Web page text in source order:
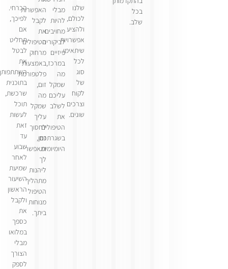
בכל
שלב.
שלנו
לכולם,
ולהציע
אפשרויות
שיתאימו
לכל
סוג
של
לקוח
וצרכים
שונים.
מבלי
להיות
מחויבים
לביקורים
פיזיים
במרכז,
מה
שמקל
עליכם
לשלב
את
הטיפולים
בשגרתכם
היומיומית.
האפשרות
לקבל
את
הטיפולים
מרחוק
באמצעות
פלטפורמת
זום,
מה
שמקל
עליך
לחסוך
זמן,
ומאפשר
לך
ליהנות
מתהליך
הטיפול
מנוחות
ביתך.
הכרחי.
לפיכך,
אם
תחליט
לבטל
את
השתתפותך
בתוכנית
שרכשת,
תוכל
לעשות
זאת
עד
שבוע
לאחר
שמיעת
השיעור
הראשון
ולקבל
את
כספך
במלואו
מבלי
הצורך
לספק